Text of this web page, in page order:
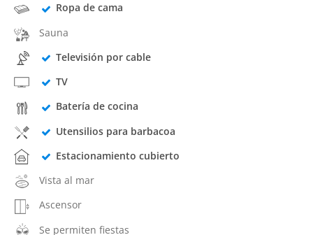
Ropa de cama
Sauna
Televisión por cable
TV
Batería de cocina
Utensilios para barbacoa
Estacionamiento cubierto
Vista al mar
Ascensor
Se permiten fiestas